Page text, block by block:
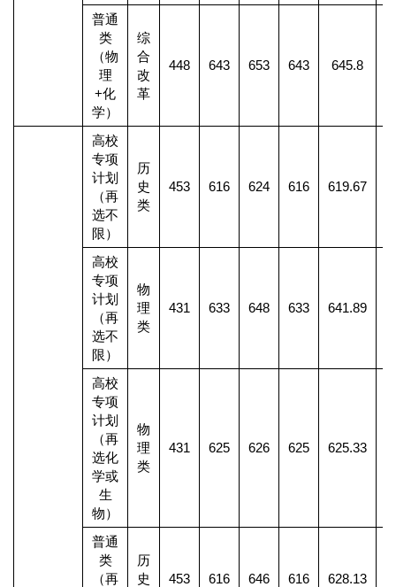
普通
类
（物
理
+化
学）
综
合
改
革
448 643 653 643 645.8
高校
专项
计划
（再
选不
限）
历
史
类
453 616 624 616 619.67
高校
专项
计划
（再
选不
限）
物
理
类
431 633 648 633 641.89
高校
专项
计划
（再
选化
学或
生
物）
物
理
类
431 625 626 625 625.33
普通
类
（再
历
史
453 616 646 616 628.13